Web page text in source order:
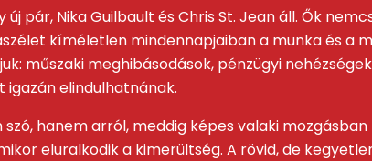
új pár, Nika Guilbault és Chris St. Jean áll. Ők
kíméletlen mindennapjaiban a munka és a
műszaki meghibásodások, pénzügyi
elindulhatnának.
hanem arról, meddig képes valaki
eluralkodik a kimerültség. A rövid, de